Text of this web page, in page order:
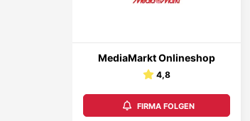
MediaMarkt Onlineshop
4,8
FIRMA FOLGEN